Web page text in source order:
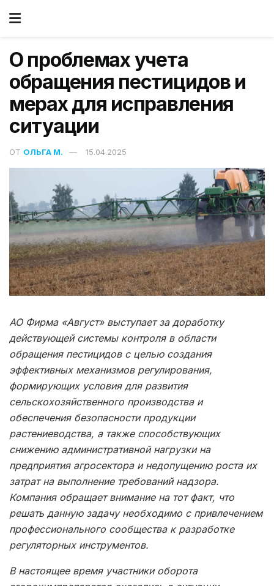
О проблемах учета
обращения пестицидов и
мерах для исправления
ситуации
ОТ ОЛЬГА М. 15.04.2025
АО Фирма «Август» выступает за доработку
действующей системы контроля в области
обращения пестицидов с целью создания
эффективных механизмов регулирования,
формирующих условия для развития
сельскохозяйственного производства и
обеспечения безопасности продукции
растениеводства, а также способствующих
снижению административной нагрузки на
предприятия агросектора и недопущению роста их
затрат на выполнение требований надзора.
Компания обращает внимание на тот факт, что
решать данную задачу необходимо с привлечением
профессионального сообщества к разработке
регуляторных инструментов.
В настоящее время участники оборота